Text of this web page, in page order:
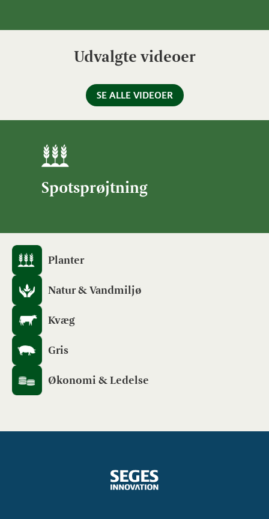
Udvalgte videoer
SE ALLE VIDEOER
Spotsprøjtning
Planter
Natur & Vandmiljø
Kvæg
Gris
Økonomi & Ledelse